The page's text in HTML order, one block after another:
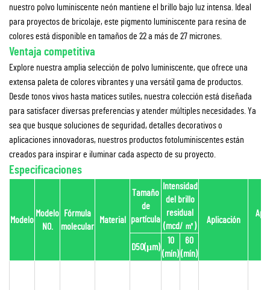
nuestro polvo luminiscente neón mantiene el brillo bajo luz intensa. Ideal
para proyectos de bricolaje, este pigmento luminiscente para resina de
colores está disponible en tamaños de 22 a más de 27 micrones.
Ventaja competitiva
Explore nuestra amplia selección de polvo luminiscente, que ofrece una
extensa paleta de colores vibrantes y una versátil gama de productos.
Desde tonos vivos hasta matices sutiles, nuestra colección está diseñada
para satisfacer diversas preferencias y atender múltiples necesidades. Ya
sea que busque soluciones de seguridad, detalles decorativos o
aplicaciones innovadoras, nuestros productos fotoluminiscentes están
creados para inspirar e iluminar cada aspecto de su proyecto.
Especificaciones
Modelo
Modelo
NO.
Fórmula
molecular
Material
Tamaño
de
partícula
Intensidad
del brillo
residual
(mcd/ ㎡)
Aplicación
D50(μm)
10
(mín)
60
(mín)